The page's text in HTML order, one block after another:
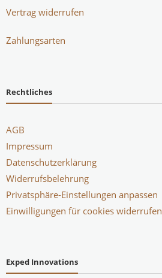
Vertrag widerrufen
Zahlungsarten
Rechtliches
AGB
Impressum
Datenschutzerklärung
Widerrufsbelehrung
Privatsphäre-Einstellungen anpassen
Einwilligungen für cookies widerrufen
Exped Innovations